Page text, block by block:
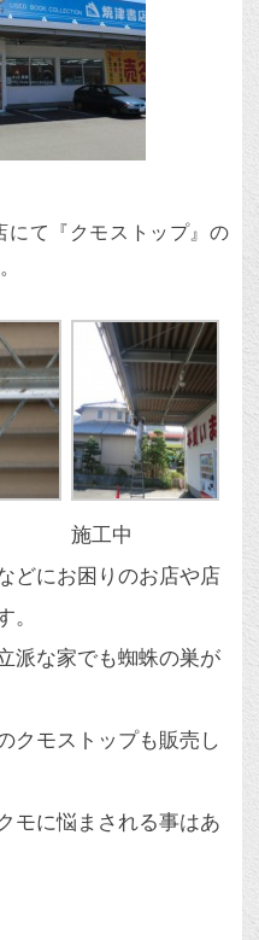
にて『クモストップ』の
施工中
どにお困りのお店や店
。
派な家でも蜘蛛の巣が
クモストップも販売し
モに悩まされる事はあ